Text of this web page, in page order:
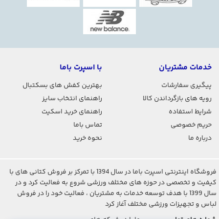
خدمات مشتریان
پیگیری سفارشات
رویه های بازگرداندن کالا
شرایط استفاده
حریم خصوصی
درباره ما
با اسپرت باما
بهترین کفش های بسکتبال
راهنمای انتخاب سایز
راهنمای خرید اسکیت
تماس باما
نحوه خرید
فروشگاه اینترنتی اسپرت باما در سال 1394 با تمرکز بر فروش کتانی های با
کیفیت و تخصصی در حوزه های مختلف ورزشی شروع به فعالیت کرد و در
سال 1399 با هدف توسعه خدمات به مشتریان ، فعالیت خود را در فروش
لباس و تجهیزات ورزشی مختلف آغاز کرد